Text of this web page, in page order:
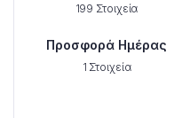
199 Στοιχεία
Προσφορά Ημέρας
1 Στοιχεία